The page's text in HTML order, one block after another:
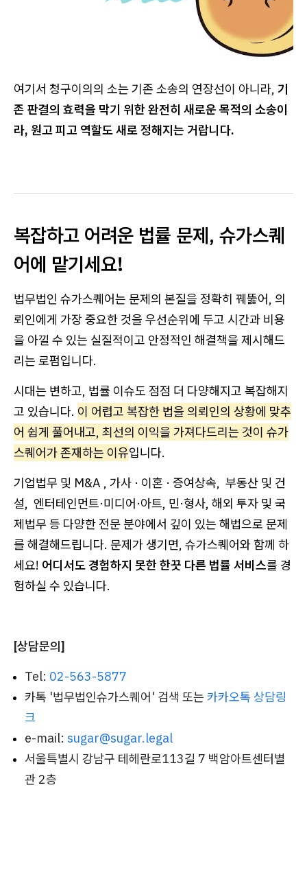
여기서 청구이의의 소는 기존 소송의 연장선이 아니라, 기
존 판결의 효력을 막기 위한 완전히 새로운 목적의 소송이
라, 원고 피고 역할도 새로 정해지는 거랍니다.
복잡하고 어려운 법률 문제, 슈가스퀘
어에 맡기세요!
법무법인 슈가스퀘어는 문제의 본질을 정확히 꿰뚫어, 의
뢰인에게 가장 중요한 것을 우선순위에 두고 시간과 비용
을 아낄 수 있는 실질적이고 안정적인 해결책을 제시해드
리는 로펌입니다.
시대는 변하고, 법률 이슈도 점점 더 다양해지고 복잡해지
고 있습니다. 이 어렵고 복잡한 법을 의뢰인의 상황에 맞추
어 쉽게 풀어내고, 최선의 이익을 가져다드리는 것이 슈가
스퀘어가 존재하는 이유입니다.
기업법무 및 M&A , 가사 · 이혼 · 증여상속, 부동산 및 건
설, 엔터테인먼트·미디어·아트, 민·형사, 해외 투자 및 국
제법무 등 다양한 전문 분야에서 깊이 있는 해법으로 문제
를 해결해드립니다. 문제가 생기면, 슈가스퀘어와 함께 하
세요! 어디서도 경험하지 못한 한끗 다른 법률 서비스를 경
험하실 수 있습니다.
[상담문의]
Tel: 02-563-5877
카톡 '법무법인슈가스퀘어' 검색 또는 카카오톡 상담링
크
e-mail: sugar@sugar.legal
서울특별시 강남구 테헤란로113길 7 백암아트센터별
관 2층